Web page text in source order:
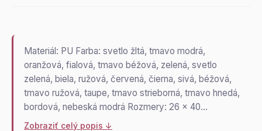
Materiál: PU Farba: svetlo žltá, tmavo modrá,
oranžová, fialová, tmavo béžová, zelená, svetlo
zelená, biela, ružová, červená, čierna, sivá, béžová,
tmavo ružová, taupe, tmavo strieborná, tmavo hnedá,
bordová, nebeská modrá Rozmery: 26 x 40…
Zobraziť celý popis ↓